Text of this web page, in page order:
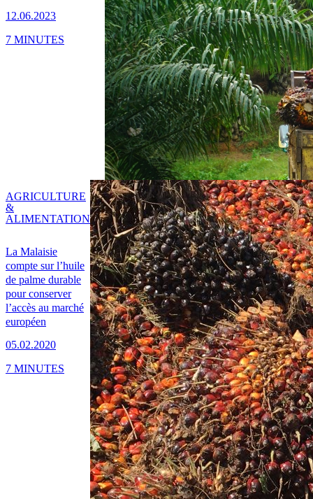
12.06.2023
7 MINUTES
La Malaisie
compte sur l’huile
de palme durable
pour conserver
l’accès au marché
européen
05.02.2020
AGRICULTURE
&
ALIMENTATION
7 MINUTES